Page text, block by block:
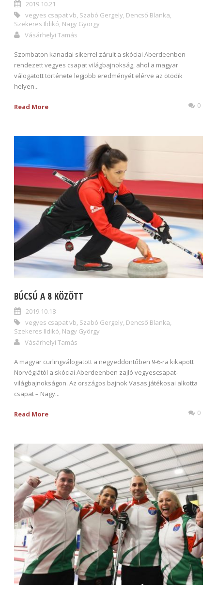
2019.10.21
vegyes csapat vb, Szabó Gergely, Dencső Blanka,
Szekeres Ildikó, Nagy György
Vásárhelyi Tamás
Szombaton kanadai sikerrel zárult a skóciai Aberdeenben
rendezett vegyes csapat világbajnokság, ahol a magyar
válogatott története legjobb eredményét elérve az ötödik
helyen...
Read More 0
BÚCSÚ A 8 KÖZÖTT
2019.10.18
vegyes csapat vb, Szabó Gergely, Dencső Blanka,
Szekeres Ildikó, Nagy György
Vásárhelyi Tamás
A magyar curlingválogatott a negyeddöntőben 9-6-ra kikapott
Norvégiától a skóciai Aberdeenben zajló vegyescsapat-
világbajnokságon. Az országos bajnok Vasas játékosai alkotta
csapat – Nagy...
Read More 0